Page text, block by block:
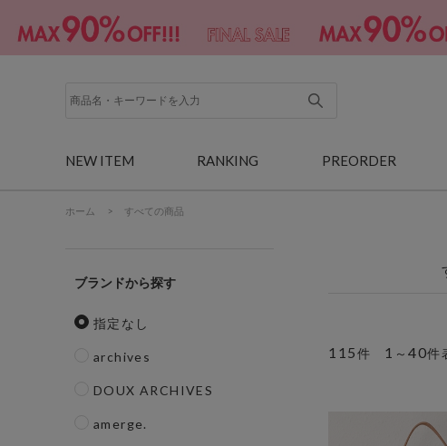
NEW ITEM RANKING PREORDER
ホーム > すべての商品
ブランド
指定なし
archives
DOUX ARCHIVES
amerge.
115件 1 ～40件